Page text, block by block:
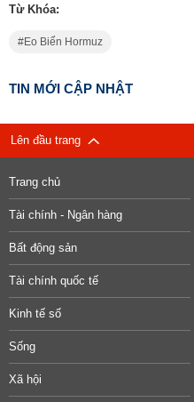
Từ Khóa:
Eo Biển Hormuz
TIN MỚI CẬP NHẬT
Lên đầu trang
Trang chủ
Tài chính - Ngân hàng
Bất động sản
Tài chính quốc tế
Kinh tế số
Sống
Xã hội